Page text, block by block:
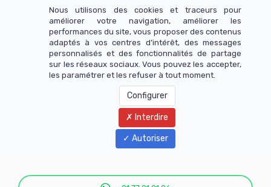
Menu
Nous utilisons des cookies et traceurs pour
améliorer votre navigation, améliorer les
performances du site, vous proposer des contenus
adaptés à vos centres d’intérêt, des messages
personnalisés et des fonctionnalités de partage
sur les réseaux sociaux. Vous pouvez les accepter,
les paramétrer et les refuser à tout moment.
Configurer
Interdire
Autoriser